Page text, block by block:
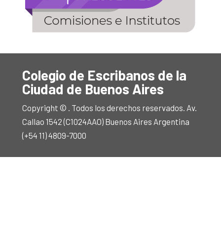
Colegio de Escribanos de la
Ciudad de Buenos Aires
Copyright © . Todos los derechos reservados. Av.
Callao 1542 (C1024AAO) Buenos Aires Argentina
(+54 11) 4809-7000